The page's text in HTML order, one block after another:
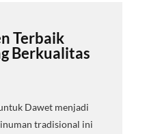
Terbaik
Berkualitas
Dawet menjadi
tradisional ini